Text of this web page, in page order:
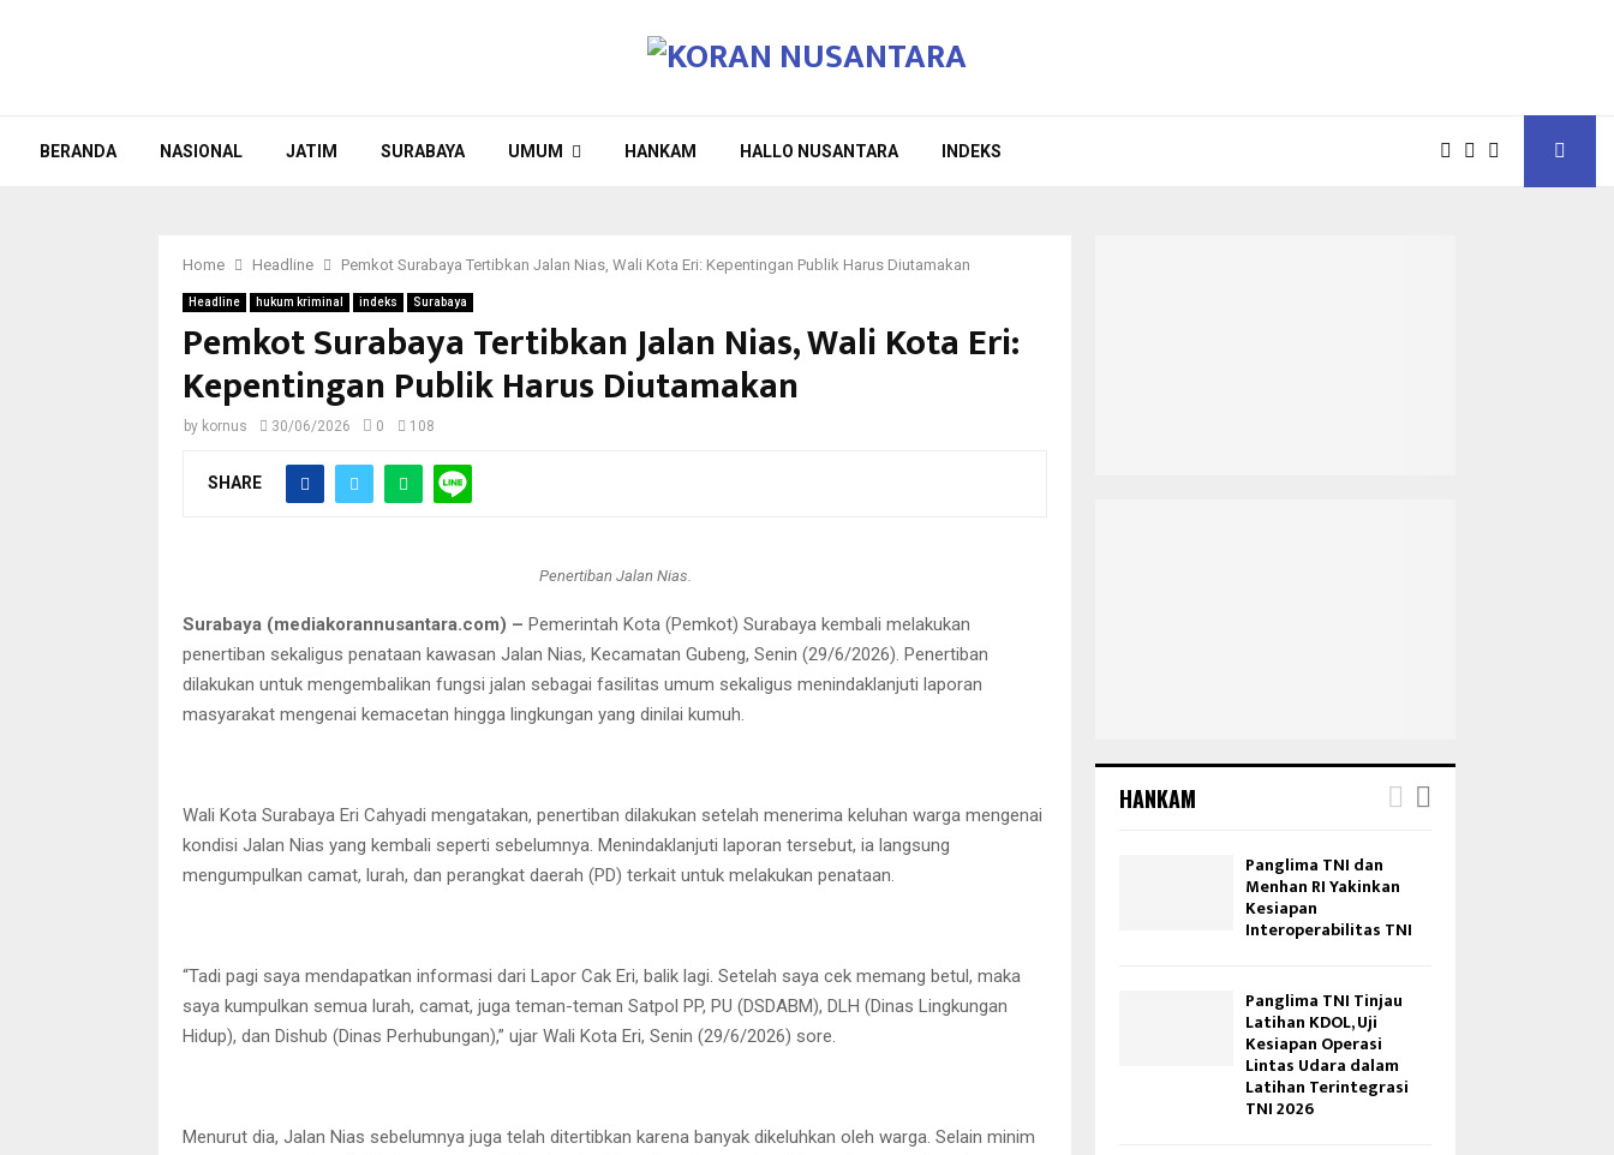
BERANDA NASIONAL JATIM SURABAYA UMUM HANKAM HALLO NUSANTARA INDEKS
Home Headline Pemkot Surabaya Tertibkan Jalan Nias, Wali Kota Eri: Kepentingan Publik Harus Diutamakan
Headline hukum kriminal indeks Surabaya
Pemkot Surabaya Tertibkan Jalan Nias, Wali Kota Eri:
Kepentingan Publik Harus Diutamakan
by kornus 30/06/2026 0 108
SHARE
Penertiban Jalan Nias.
Surabaya (mediakorannusantara.com) – Pemerintah Kota (Pemkot) Surabaya kembali melakukan
penertiban sekaligus penataan kawasan Jalan Nias, Kecamatan Gubeng, Senin (29/6/2026). Penertiban
dilakukan untuk mengembalikan fungsi jalan sebagai fasilitas umum sekaligus menindaklanjuti laporan
masyarakat mengenai kemacetan hingga lingkungan yang dinilai kumuh.
Wali Kota Surabaya Eri Cahyadi mengatakan, penertiban dilakukan setelah menerima keluhan warga mengenai
kondisi Jalan Nias yang kembali seperti sebelumnya. Menindaklanjuti laporan tersebut, ia langsung
mengumpulkan camat, lurah, dan perangkat daerah (PD) terkait untuk melakukan penataan.
“Tadi pagi saya mendapatkan informasi dari Lapor Cak Eri, balik lagi. Setelah saya cek memang betul, maka
saya kumpulkan semua lurah, camat, juga teman-teman Satpol PP, PU (DSDABM), DLH (Dinas Lingkungan
Hidup), dan Dishub (Dinas Perhubungan),” ujar Wali Kota Eri, Senin (29/6/2026) sore.
Menurut dia, Jalan Nias sebelumnya juga telah ditertibkan karena banyak dikeluhkan oleh warga. Selain minim
HANKAM
Panglima TNI dan
Menhan RI Yakinkan
Kesiapan
Interoperabilitas TNI
Panglima TNI Tinjau
Latihan KDOL, Uji
Kesiapan Operasi
Lintas Udara dalam
Latihan Terintegrasi
TNI 2026